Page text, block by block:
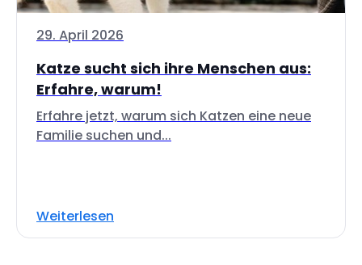
29. April 2026
Katze sucht sich ihre Menschen aus:
Erfahre, warum!
Erfahre jetzt, warum sich Katzen eine neue
Familie suchen und...
Weiterlesen